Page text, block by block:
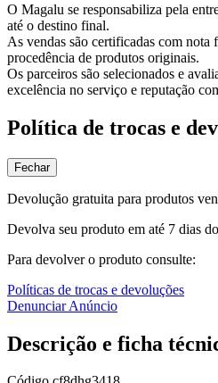
O Magalu se responsabiliza pela
até o destino final.
As vendas são certificadas com nota
procedência de produtos originais.
Os parceiros são selecionados e
excelência no serviço e reputação
Política de trocas e
Fechar
Devolução gratuita para produtos
Devolva seu produto em até 7 dias
Para devolver o produto consulte:
Políticas de trocas e devoluções
Denunciar Anúncio
Descrição e ficha